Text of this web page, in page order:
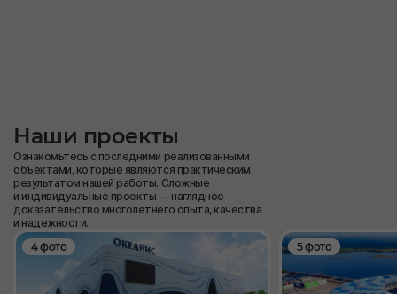
Наши проекты
Ознакомьтесь с последними реализованными
объектами, которые являются практическим
результатом нашей работы. Сложные
и индивидуальные проекты — наглядное
доказательство многолетнего опыта, качества
и надежности.
4 фото 5 фото